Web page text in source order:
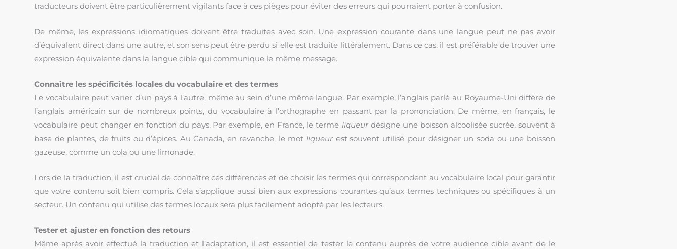
traducteurs doivent être particulièrement vigilants face à ces pièges pour éviter des erreurs qui pourraient porter à confusion.
De même, les expressions idiomatiques doivent être traduites avec soin. Une expression courante dans une langue peut ne pas avoir
d’équivalent direct dans une autre, et son sens peut être perdu si elle est traduite littéralement. Dans ce cas, il est préférable de trouver une
expression équivalente dans la langue cible qui communique le même message.
Connaître les spécificités locales du vocabulaire et des termes
Le vocabulaire peut varier d’un pays à l’autre, même au sein d’une même langue. Par exemple, l’anglais parlé au Royaume-Uni diffère de
l’anglais américain sur de nombreux points, du vocabulaire à l’orthographe en passant par la prononciation. De même, en français, le
vocabulaire peut changer en fonction du pays. Par exemple, en France, le terme liqueur désigne une boisson alcoolisée sucrée, souvent à
base de plantes, de fruits ou d’épices. Au Canada, en revanche, le mot liqueur est souvent utilisé pour désigner un soda ou une boisson
gazeuse, comme un cola ou une limonade.
Lors de la traduction, il est crucial de connaître ces différences et de choisir les termes qui correspondent au vocabulaire local pour garantir
que votre contenu soit bien compris. Cela s’applique aussi bien aux expressions courantes qu’aux termes techniques ou spécifiques à un
secteur. Un contenu qui utilise des termes locaux sera plus facilement adopté par les lecteurs.
Tester et ajuster en fonction des retours
Même après avoir effectué la traduction et l’adaptation, il est essentiel de tester le contenu auprès de votre audience cible avant de le